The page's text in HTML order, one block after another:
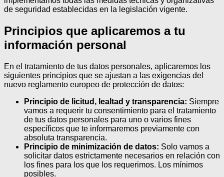
de seguridad establecidas en la legislación vigente.
Principios que aplicaremos a tu
información personal
En el tratamiento de tus datos personales, aplicaremos los
siguientes principios que se ajustan a las exigencias del
nuevo reglamento europeo de protección de datos:
Principio de licitud, lealtad y transparencia: Siempre
vamos a requerir tu consentimiento para el tratamiento
de tus datos personales para uno o varios fines
específicos que te informaremos previamente con
absoluta transparencia.
Principio de minimización de datos: Solo vamos a
solicitar datos estrictamente necesarios en relación con
los fines para los que los requerimos. Los mínimos
posibles.